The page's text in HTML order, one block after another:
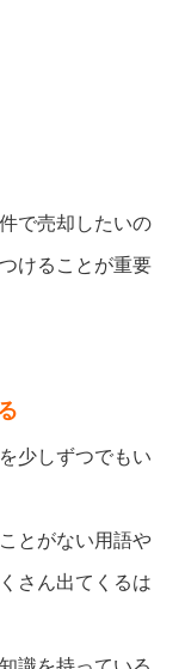
で売却したいの
けることが重要
少しずつでもい
とがない用語や
さん出てくるは